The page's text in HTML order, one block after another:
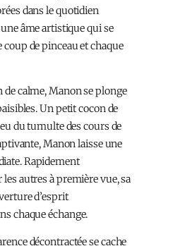
dans le quotidien
âme artistique qui se
coup de pinceau et chaque
de calme, Manon se plonge
Un petit cocon de
du tumulte des cours de
Manon laisse une
Rapidement
autres à première vue, sa
d’esprit
chaque échange.
décontractée se cache